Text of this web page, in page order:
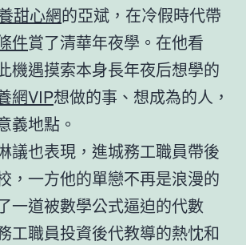
甜心網的亞斌，在冷假時代帶
件賞了清華年夜學。在他看
機遇摸索本身長年夜后想學的
網VIP想做的事、想成為的人，
義地點。
議也表現，進城務工職員帶後
，一方他的單戀不再是浪漫的
一道被數學公式逼迫的代數
工職員投資後代教導的熱忱和